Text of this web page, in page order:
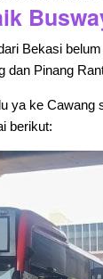
Bekasi
dan Pinang
ya ke Cawang
berikut: